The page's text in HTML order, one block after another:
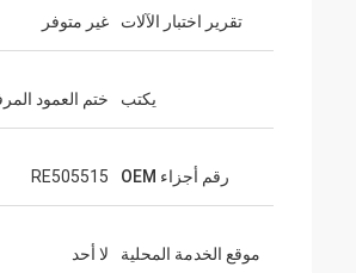
تقرير اختبار الآلات غير متوفر
يكتب ختم العمود
رقم أجزاء OEM RE505515
موقع الخدمة المحلية لا أحد